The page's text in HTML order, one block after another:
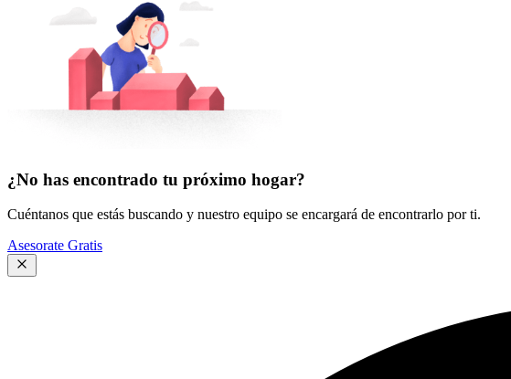
¿No has encontrado tu próximo hogar?
Cuéntanos que estás buscando y nuestro equipo se encargará de encontrarlo por ti.
Asesorate Gratis